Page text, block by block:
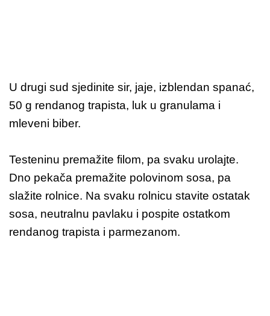
U drugi sud sjedinite sir, jaje, izblendan spanać,
50 g rendanog trapista, luk u granulama i
mleveni biber.
Testeninu premažite filom, pa svaku urolajte.
Dno pekača premažite polovinom sosa, pa
slažite rolnice. Na svaku rolnicu stavite ostatak
sosa, neutralnu pavlaku i pospite ostatkom
rendanog trapista i parmezanom.